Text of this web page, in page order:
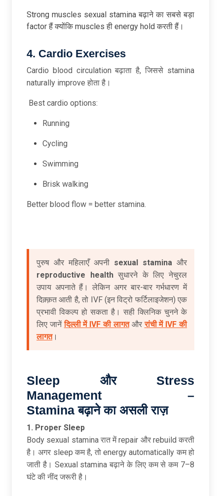
Strong muscles sexual stamina बढ़ाने का सबसे बड़ा
factor हैं क्योंकि muscles ही energy hold करती हैं।
4. Cardio Exercises
Cardio blood circulation बढ़ाता है, जिससे stamina
naturally improve होता है।
Best cardio options:
Running
Cycling
Swimming
Brisk walking
Better blood flow = better stamina.
पुरुष और महिलाएँ अपनी sexual stamina और
reproductive healthसुधारने के लिए नेचुरल
उपाय अपनाते हैं। लेकिन अगर बार-बार गर्भधारण में
दिक़्क़त आती है, तो IVF (इन विट्रो फर्टिलाइजेशन) एक
प्रभावी विकल्प हो सकता है। सही क्लिनिक चुनने के
लिए जानेंदिल्ली में IVF की लागतऔररांची में IVF की
लागत।
Sleep और Stress
Management –
Staminaबढ़ानेका असलीराज़
1. Proper Sleep
Body sexual stamina रात में repair और rebuild करती
है। अगर sleep कम है, तो energy automatically कम हो
जाती है। Sexual stamina बढ़ाने के लिए कम से कम 7–8
घंटे की नींद जरूरी है।